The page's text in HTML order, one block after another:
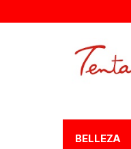
BELLEZA